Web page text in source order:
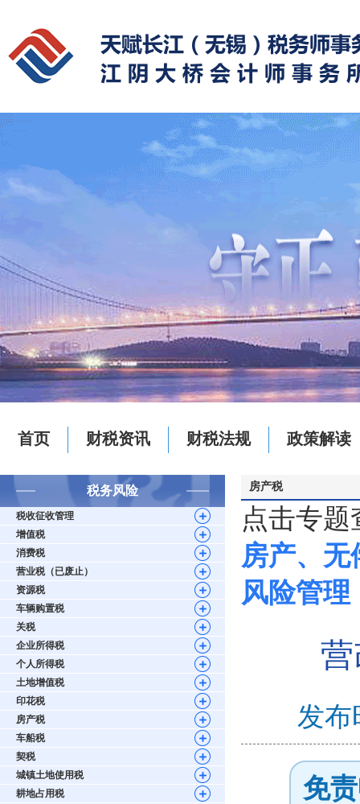
首页 财税资讯 财税法规 政策解读
税务风险
税收征收管理
增值税
消费税
营业税（已废止）
资源税
车辆购置税
关税
企业所得税
个人所得税
土地增值税
印花税
房产税
车船税
契税
城镇土地使用税
耕地占用税
房产税
点击专
房产、无
风险管理
发
免